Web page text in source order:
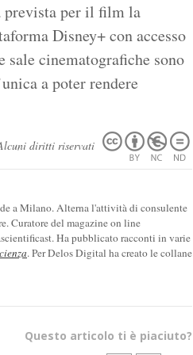
prevista per il film la
Disney+ con accesso
sale cinematografiche sono
a poter rendere
diritti riservati
a Milano. Alterna l'attività di consulente
Curatore del magazine on line
Ha pubblicato racconti in varie
. Per Delos Digital ha creato le collane
Questo articolo ti è piaciuto?